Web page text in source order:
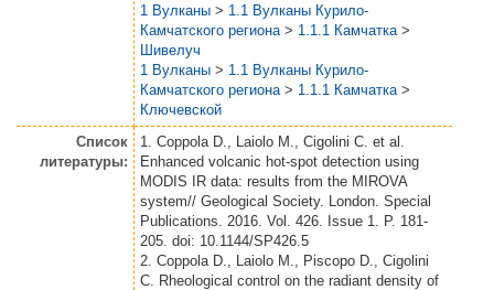
1 Вулканы > 1.1 Вулканы Курило-
Камчатского региона > 1.1.1 Камчатка >
Шивелуч
1 Вулканы > 1.1 Вулканы Курило-
Камчатского региона > 1.1.1 Камчатка >
Ключевской
Список
литературы:
1. Coppola D., Laiolo M., Cigolini C. et al.
Enhanced volcanic hot-spot detection using
MODIS IR data: results from the MIROVA
system// Geological Society. London. Special
Publications. 2016. Vol. 426. Issue 1. P. 181-
205. doi: 10.1144/SP426.5
2. Coppola D., Laiolo M., Piscopo D., Cigolini
C. Rheological control on the radiant density of